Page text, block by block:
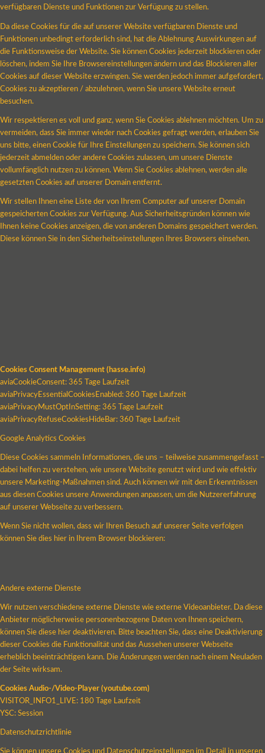
verfügbaren Dienste und Funktionen zur Verfügung zu stellen.
Da diese Cookies für die auf unserer Website verfügbaren Dienste und
Funktionen unbedingt erforderlich sind, hat die Ablehnung Auswirkungen auf
die Funktionsweise der Website. Sie können Cookies jederzeit blockieren oder
löschen, indem Sie Ihre Browsereinstellungen ändern und das Blockieren aller
Cookies auf dieser Website erzwingen. Sie werden jedoch immer aufgefordert,
Cookies zu akzeptieren / abzulehnen, wenn Sie unsere Website erneut
besuchen.
Wir respektieren es voll und ganz, wenn Sie Cookies ablehnen möchten. Um zu
vermeiden, dass Sie immer wieder nach Cookies gefragt werden, erlauben Sie
uns bitte, einen Cookie für Ihre Einstellungen zu speichern. Sie können sich
jederzeit abmelden oder andere Cookies zulassen, um unsere Dienste
vollumfänglich nutzen zu können. Wenn Sie Cookies ablehnen, werden alle
gesetzten Cookies auf unserer Domain entfernt.
Wir stellen Ihnen eine Liste der von Ihrem Computer auf unserer Domain
gespeicherten Cookies zur Verfügung. Aus Sicherheitsgründen können wie
Ihnen keine Cookies anzeigen, die von anderen Domains gespeichert werden.
Diese können Sie in den Sicherheitseinstellungen Ihres Browsers einsehen.
Cookies Consent Management (hasse.info)
aviaCookieConsent: 365 Tage Laufzeit
aviaPrivacyEssentialCookiesEnabled: 360 Tage Laufzeit
aviaPrivacyMustOptInSetting: 365 Tage Laufzeit
aviaPrivacyRefuseCookiesHideBar: 360 Tage Laufzeit
Google Analytics Cookies
Diese Cookies sammeln Informationen, die uns – teilweise zusammengefasst –
dabei helfen zu verstehen, wie unsere Website genutzt wird und wie effektiv
unsere Marketing-Maßnahmen sind. Auch können wir mit den Erkenntnissen
aus diesen Cookies unsere Anwendungen anpassen, um die Nutzererfahrung
auf unserer Webseite zu verbessern.
Wenn Sie nicht wollen, dass wir Ihren Besuch auf unserer Seite verfolgen
können Sie dies hier in Ihrem Browser blockieren:
Andere externe Dienste
Wir nutzen verschiedene externe Dienste wie externe Videoanbieter. Da diese
Anbieter möglicherweise personenbezogene Daten von Ihnen speichern,
können Sie diese hier deaktivieren. Bitte beachten Sie, dass eine Deaktivierung
dieser Cookies die Funktionalität und das Aussehen unserer Webseite
erheblich beeinträchtigen kann. Die Änderungen werden nach einem Neuladen
der Seite wirksam.
Cookies Audio-/Video-Player (youtube.com)
VISITOR_INFO1_LIVE: 180 Tage Laufzeit
YSC: Session
Datenschutzrichtlinie